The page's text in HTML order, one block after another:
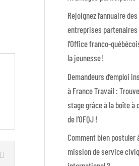
Rejoignez l’annuaire des
entreprises partenaires
l’Office franco-
la jeunesse !
Demandeurs d’emploi
à France Travail :
stage grâce à la boîte à
de l’OFQJ !
Comment bien postuler
mission de service